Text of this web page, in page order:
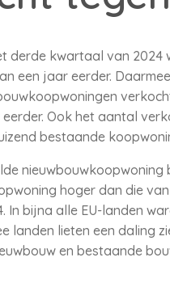
derde kwartaal van 2024
een jaar eerder.
Ook het aantal
bestaande
hoger dan die
In bijna alle EU-landen
landen lieten een daling
en bestaande